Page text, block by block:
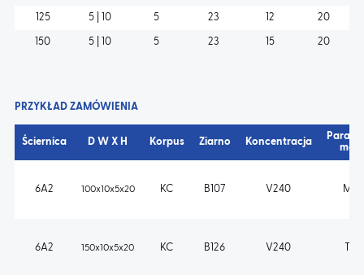
125 5 | 10 5 23 12 20
150 5 | 10 5 23 15 20
PRZYKŁAD ZAMÓWIENIA
Ściernica D W X H Korpus Ziarno Koncentracja
6A2 100x10x5x20 KC B107 V240 M V
6A2 150x10x5x20 KC B126 V240